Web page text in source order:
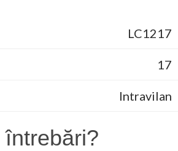
LC1217
17
Intravilan
întrebări?